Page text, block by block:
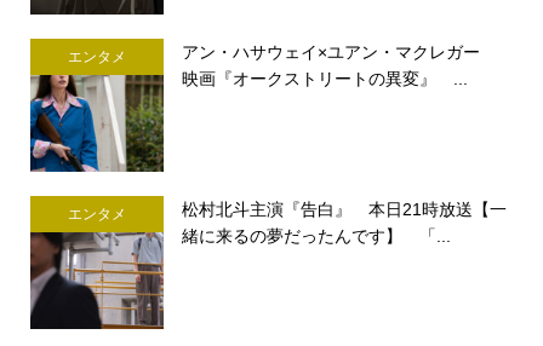
エンタメ
アン・ハサウェイ×ユアン・マクレガー
映画『オークストリートの異変』 ...
エンタメ
松村北斗主演『告白』 本日21時放送【一
緒に来るの夢だったんです】 「...